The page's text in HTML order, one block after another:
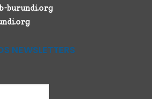
burundi.org
NEWSLETTERS